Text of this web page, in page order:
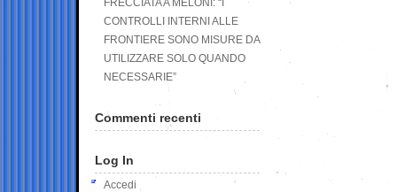
FRECCIATA A MELONI: “I
CONTROLLI INTERNI ALLE
FRONTIERE SONO MISURE DA
UTILIZZARE SOLO QUANDO
NECESSARIE”
Commenti recenti
Log In
Accedi